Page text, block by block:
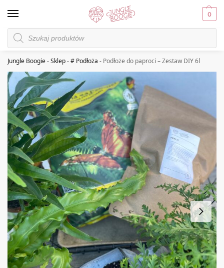
0
Jungle Boogie-Sklep-# Podłoża - Podłoże do paproci – Zestaw DIY 6l